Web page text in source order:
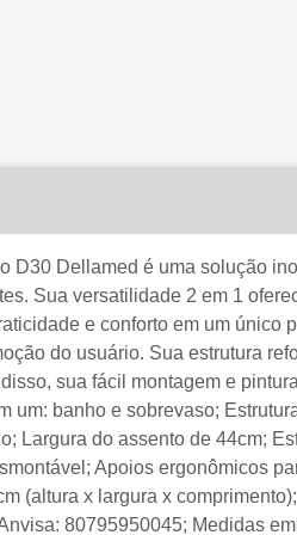
D30 Dellamed é uma solução
Sua versatilidade 2 em 1
e conforto em um único
do usuário. Sua estrutura
sua fácil montagem e
um: banho e sobrevaso;
Largura do assento de 44cm;
Apoios ergonômicos
(altura x largura x
80795950045; Medidas